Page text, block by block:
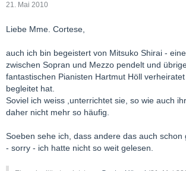
21. Mai 2010
Liebe Mme. Cortese,
auch ich bin begeistert von Mitsuko Shirai -
zwischen Sopran und Mezzo pendelt und
fantastischen Pianisten Hartmut Höll
begleitet hat.
Soviel ich weiss ,unterrichtet sie, so wie auch
daher nicht mehr so häufig.
Soeben sehe ich, dass andere das auch schon
- sorry - ich hatte nicht so weit gelesen.